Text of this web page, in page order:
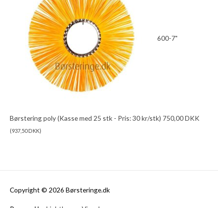
600-7"
Børstering poly (Kasse med 25 stk - Pris: 30 kr/stk) 750,00DKK
(937,50DKK)
Copyright © 2026 Børsteringe.dk